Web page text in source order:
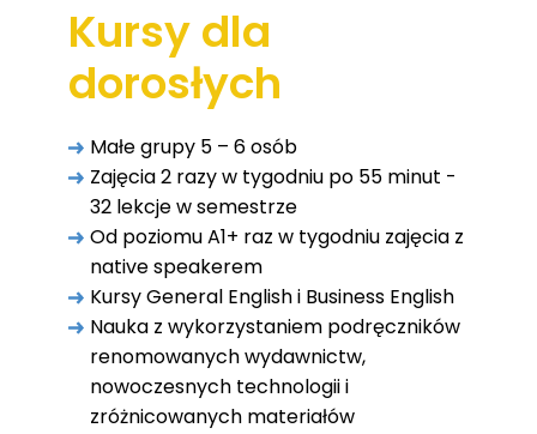
Kursy dla
dorosłych
LEARN MORE
Małe grupy 5 – 6 osób
Zajęcia 2 razy w tygodniu po 55 minut -
32 lekcje w semestrze
Od poziomu A1+ raz w tygodniu zajęcia z
native speakerem
Kursy General English i Business English
Nauka z wykorzystaniem podręczników
renomowanych wydawnictw,
nowoczesnych technologii i
zróżnicowanych materiałów